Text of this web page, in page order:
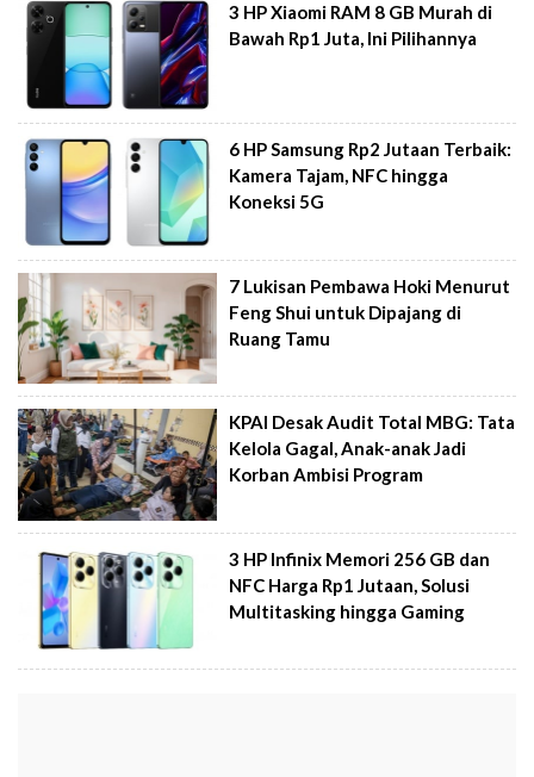
3 HP Xiaomi RAM 8 GB Murah di
Bawah Rp1 Juta, Ini Pilihannya
6 HP Samsung Rp2 Jutaan Terbaik:
Kamera Tajam, NFC hingga
Koneksi 5G
7 Lukisan Pembawa Hoki Menurut
Feng Shui untuk Dipajang di
Ruang Tamu
KPAI Desak Audit Total MBG: Tata
Kelola Gagal, Anak-anak Jadi
Korban Ambisi Program
3 HP Infinix Memori 256 GB dan
NFC Harga Rp1 Jutaan, Solusi
Multitasking hingga Gaming